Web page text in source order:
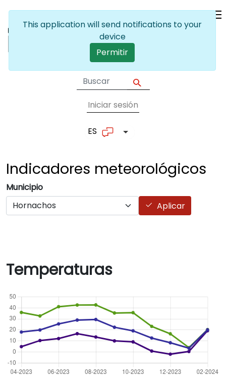
User account
Iniciar sesión
ES Lista adicional de
Indicadores meteorológicos
Municipio
Aplicar
Temperaturas
This application will send notifications to your
device
Permitir